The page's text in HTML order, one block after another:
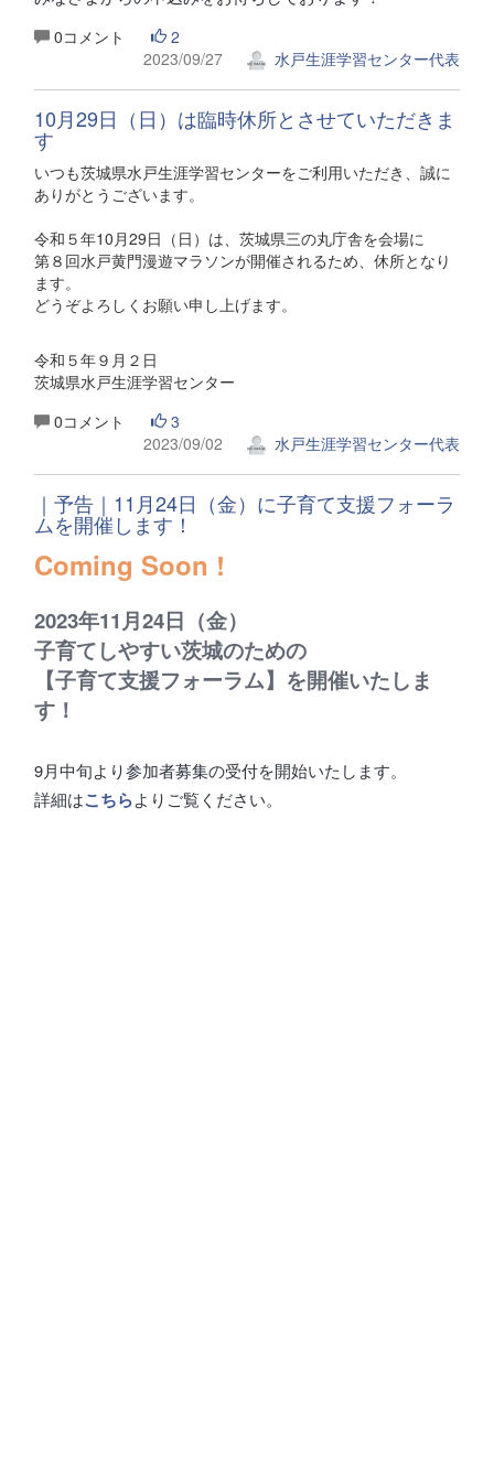
0コメント
2
2023/09/27
水戸生涯学習センター代表
10月29日（日）は臨時休所とさせていただきま
す
いつも茨城県水戸生涯学習センターをご利用いただき、誠に
ありがとうございます。
令和５年10月29日（日）は、茨城県三の丸庁舎を会場に
第８回水戸黄門漫遊マラソンが開催されるため、休所となり
ます。
どうぞよろしくお願い申し上げます。
令和５年９月２日
茨城県水戸生涯学習センター
0コメント
3
2023/09/02
水戸生涯学習センター代表
｜予告｜11月24日（金）に子育て支援フォーラ
ムを開催します！
Coming Soon !
2023年11月24日（金）
子育てしやすい茨城のための
【子育て支援フォーラム】を開催いたしま
す！
9月中旬より参加者募集の受付を開始いたします。
詳細はこちらよりご覧ください。